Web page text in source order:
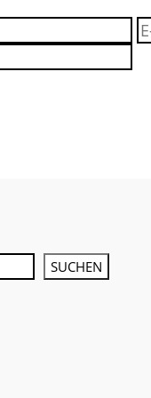
E-
SUCHEN